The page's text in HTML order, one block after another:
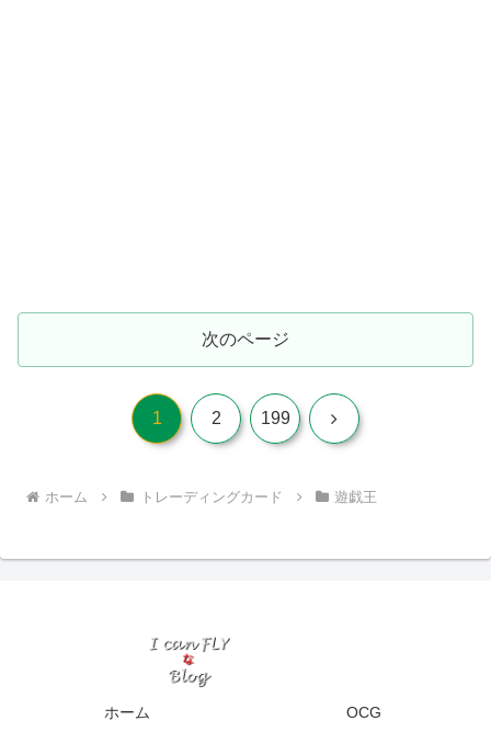
次のページ
1 2 199 次
ホーム トレーディングカード 遊戯王
ホーム OCG